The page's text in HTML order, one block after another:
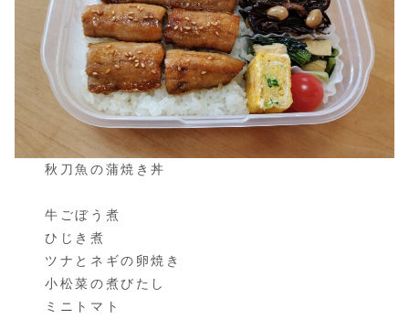
秋刀魚の蒲焼き丼
牛ごぼう煮
ひじき煮
ツナとネギの卵焼き
小松菜の煮びたし
ミニトマト